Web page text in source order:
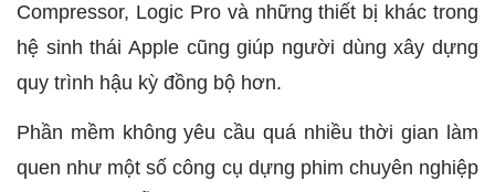
Compressor, Logic Pro và những thiết bị khác trong
hệ sinh thái Apple cũng giúp người dùng xây dựng
quy trình hậu kỳ đồng bộ hơn.
Phần mềm không yêu cầu quá nhiều thời gian làm
quen như một số công cụ dựng phim chuyên nghiệp